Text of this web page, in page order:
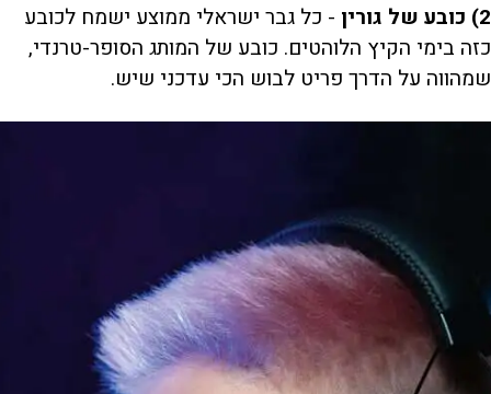
2) כובע של גורין
- כל גבר ישראלי ממוצע ישמח לכובע
כזה בימי הקיץ הלוהטים. כובע של המותג הסופר-טרנדי,
שמהווה על הדרך פריט לבוש הכי עדכני שיש.